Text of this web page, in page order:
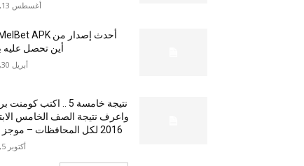
أغسطس 13, 2025
أين تحصل عليه
أبريل 30, 2025
نتيجة خامسة 5 .. اكتب
واعرف نتيجة الصف الخامس
2016 لكل المحافظات – موجز مصر
أكتوبر 5, 2024